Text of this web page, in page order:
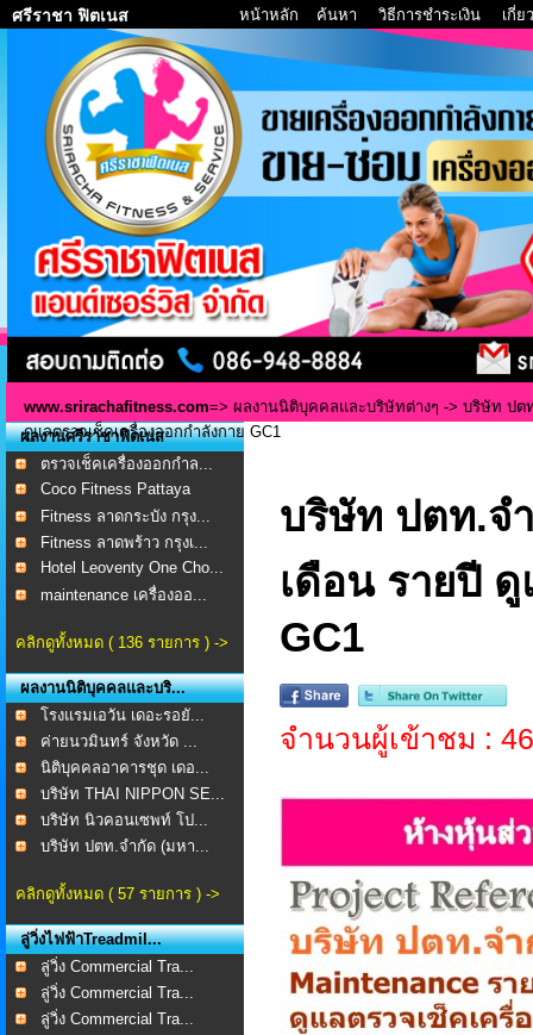
ศรีราชา ฟิตเนส หน้าหลัก ค้นหา วิธีการชำระเงิน เกี่ย
www.srirachafitness.com=> ผลงานนิติบุคคลและบริษัทต่างๆ -> บริษัท ปต
ดูแลตรวจเช็คเครื่องออกกำลังกาย GC1
ผลงานศรีราชาฟิตเนส
ตรวจเช็คเครื่องออกกำล...
Coco Fitness Pattaya
Fitness ลาดกระบัง กรุง...
Fitness ลาดพร้าว กรุงเ...
Hotel Leoventy One Cho...
maintenance เครื่องออ...
คลิกดูทั้งหมด ( 136 รายการ ) ->
ผลงานนิติบุคคลและบริ...
โรงแรมเอวัน เดอะรอยั...
ค่ายนวมินทร์ จังหวัด ...
นิติบุคคลอาคารชุด เดอ...
บริษัท THAI NIPPON SE...
บริษัท นิวคอนเซพท์ โป...
บริษัท ปตท.จำกัด (มหา...
คลิกดูทั้งหมด ( 57 รายการ ) ->
ลู่วิ่งไฟฟ้าTreadmil...
ลู่วิ่ง Commercial Tra...
ลู่วิ่ง Commercial Tra...
ลู่วิ่ง Commercial Tra...
บริษัท ปตท.จ
เดือน รายปี ดู
GC1
จำนวนผู้เข้าชม :